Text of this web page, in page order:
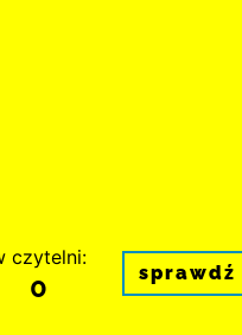
czytelni:
0 sprawdź